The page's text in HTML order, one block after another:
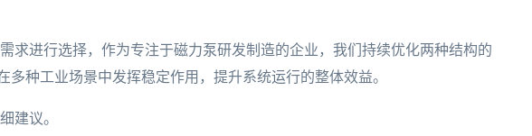
进行选择，作为专注于磁力泵研发制造的企业，我们持续优化两种结构的
种工业场景中发挥稳定作用，提升系统运行的整体效益。
建议。